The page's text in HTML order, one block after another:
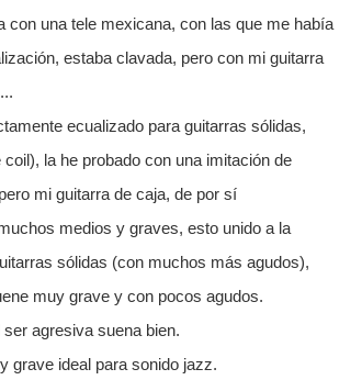
con una tele mexicana, con las que me había
estaba clavada, pero con mi guitarra
ecualizado para guitarras sólidas,
la he probado con una imitación de
mi guitarra de caja, de por sí
medios y graves, esto unido a la
sólidas (con muchos más agudos),
muy grave y con pocos agudos.
ser agresiva suena bien.
grave ideal para sonido jazz.